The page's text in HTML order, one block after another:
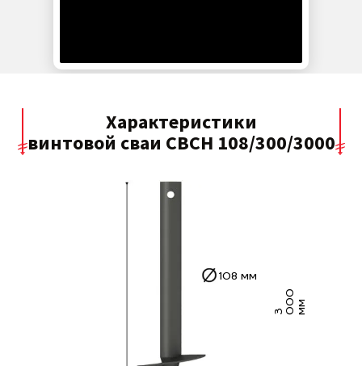
Характеристики
винтовой сваи СВСН 108/300/3000
3 0 0
0
м м
108 мм